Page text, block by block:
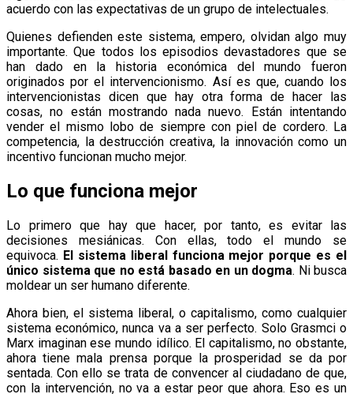
acuerdo con las expectativas de un grupo de intelectuales.
Quienes defienden este sistema, empero, olvidan algo muy
importante. Que todos los episodios devastadores que se
han dado en la historia económica del mundo fueron
originados por el intervencionismo. Así es que, cuando los
intervencionistas dicen que hay otra forma de hacer las
cosas, no están mostrando nada nuevo. Están intentando
vender el mismo lobo de siempre con piel de cordero. La
competencia, la destrucción creativa, la innovación como un
incentivo funcionan mucho mejor.
Lo que funciona mejor
Lo primero que hay que hacer, por tanto, es evitar las
decisiones mesiánicas. Con ellas, todo el mundo se
equivoca. El sistema liberal funciona mejor porque es el
único sistema que no está basado en un dogma. Ni busca
moldear un ser humano diferente.
Ahora bien, el sistema liberal, o capitalismo, como cualquier
sistema económico, nunca va a ser perfecto. Solo Grasmci o
Marx imaginan ese mundo idílico. El capitalismo, no obstante,
ahora tiene mala prensa porque la prosperidad se da por
sentada. Con ello se trata de convencer al ciudadano de que,
con la intervención, no va a estar peor que ahora. Eso es un